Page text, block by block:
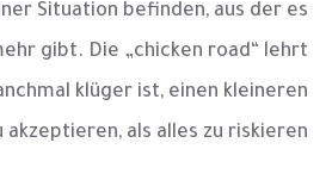
Situation befinden, aus der es
gibt. Die „chicken road“ lehrt
klüger ist, einen kleineren
akzeptieren, als alles zu riskieren.